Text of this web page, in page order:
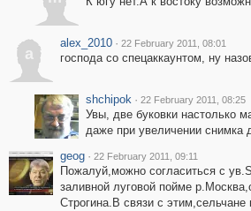
a
alex_2010 · 22 February 2011, 08:01
господа со спецаккаунтом, ну
shchipok · 22 February 2011, 08:25
Увы, две буковки настолько
даже при увеличении снимка
geog · 22 February 2011, 09:11
Пожалуй,можно согласиться с
заливной луговой пойме
Строгина.В связи с